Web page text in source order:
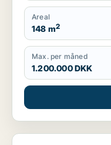
Areal
148 m2
Max. per måned
1.200.000 DKK